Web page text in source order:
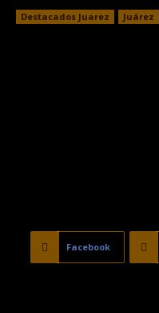
Destacados Juarez Juárez
Facebook